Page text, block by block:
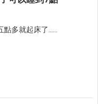
多就起床了......